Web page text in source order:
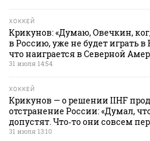
ХОККЕЙ
Крикунов: «Думаю, Овечкин,
в Россию, уже не будет играть
что наиграется в Северной
31 июля 14:54
ХОККЕЙ
Крикунов — о решении IIHF
отстранение России: «Думал,
допустят. Что‑то они совсем
31 июля 13:10